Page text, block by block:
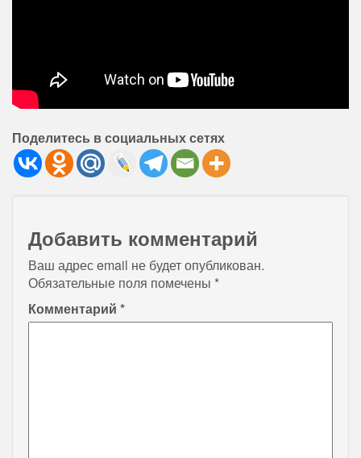
Поделитесь в социальных сетях
Добавить комментарий
Ваш адрес email не будет опубликован.
Обязательные поля помечены *
Комментарий *